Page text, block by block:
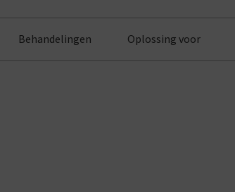
Behandelingen Oplossing voor